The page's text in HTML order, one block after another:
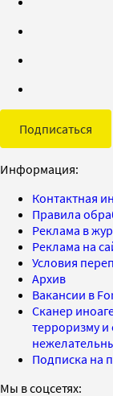
Подписаться
Информация:
Контактная
Правила
Реклама в
Реклама на
Условия
Архив
Вакансии в
Сканер
терроризму
Подписка на
Мы в соцсетях: